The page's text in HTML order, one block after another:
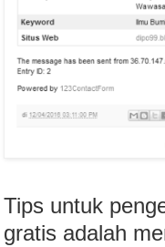
Tips untuk
gratis adalah